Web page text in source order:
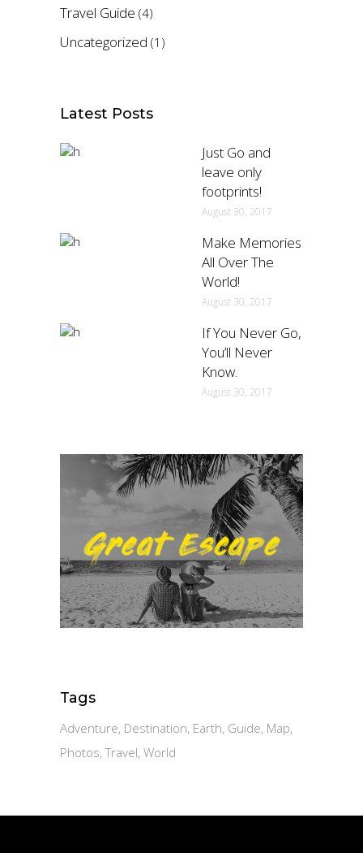
Travel Guide (4)
Uncategorized (1)
Latest Posts
Just Go and
leave only
footprints!
August 30, 2017
Make Memories
All Over The
World!
August 30, 2017
If You Never Go,
You’ll Never
Know.
August 30, 2017
Tags
Adventure Destination Earth Guide Map
Photos Travel World